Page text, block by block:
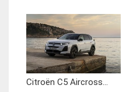
Citroën C5 Aircross...